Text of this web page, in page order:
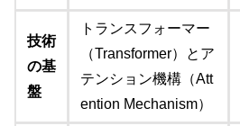
技術
の基
盤
トランスフォーマー
（Transformer）とア
テンション機構（Att
ention Mechanism）